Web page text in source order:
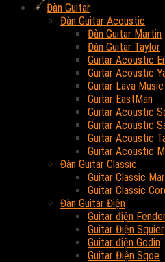
Đàn Guitar
Đàn Guitar Acoustic
Đàn Guitar Martin
Đàn Guitar Taylor
Guitar Acoustic
Guitar Acoustic
Guitar Lava Music
Guitar EastMan
Guitar Acoustic
Guitar Acoustic
Guitar Acoustic
Guitar Acoustic
Đàn Guitar Classic
Guitar Classic
Guitar Classic
Đàn Guitar Điện
Guitar điện
Guitar Điện Squier
Guitar điện Godin
Guitar Điện Sqoe